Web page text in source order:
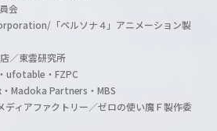
会
「ペルソナ４」アニメーション製
／東雲研究所
ufotable・FZPC
Madoka Partners・MBS
ィアファクトリー／ゼロの使い魔Ｆ製作委